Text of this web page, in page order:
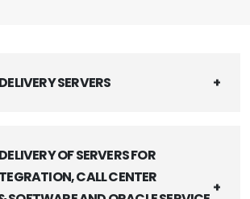
SERVERS
OF SERVERS FOR
CALL CENTER